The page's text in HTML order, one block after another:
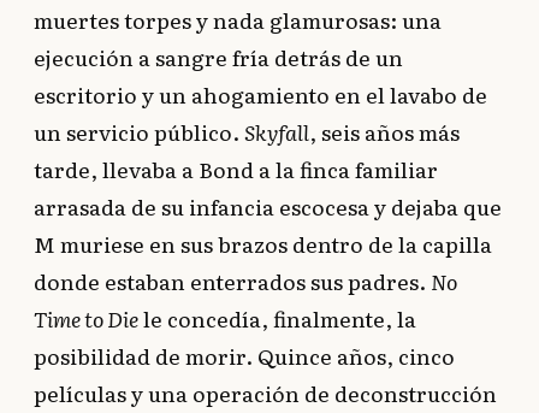
muertes torpes y nada glamurosas: una
ejecución a sangre fría detrás de un
escritorio y un ahogamiento en el lavabo de
un servicio público.Skyfall, seis años más
tarde, llevaba a Bond a la finca familiar
arrasada de su infancia escocesa y dejaba que
M muriese en sus brazos dentro de la capilla
donde estaban enterrados sus padres. No
Time to Diele concedía, finalmente, la
posibilidad de morir. Quince años, cinco
películas y una operación de deconstrucción